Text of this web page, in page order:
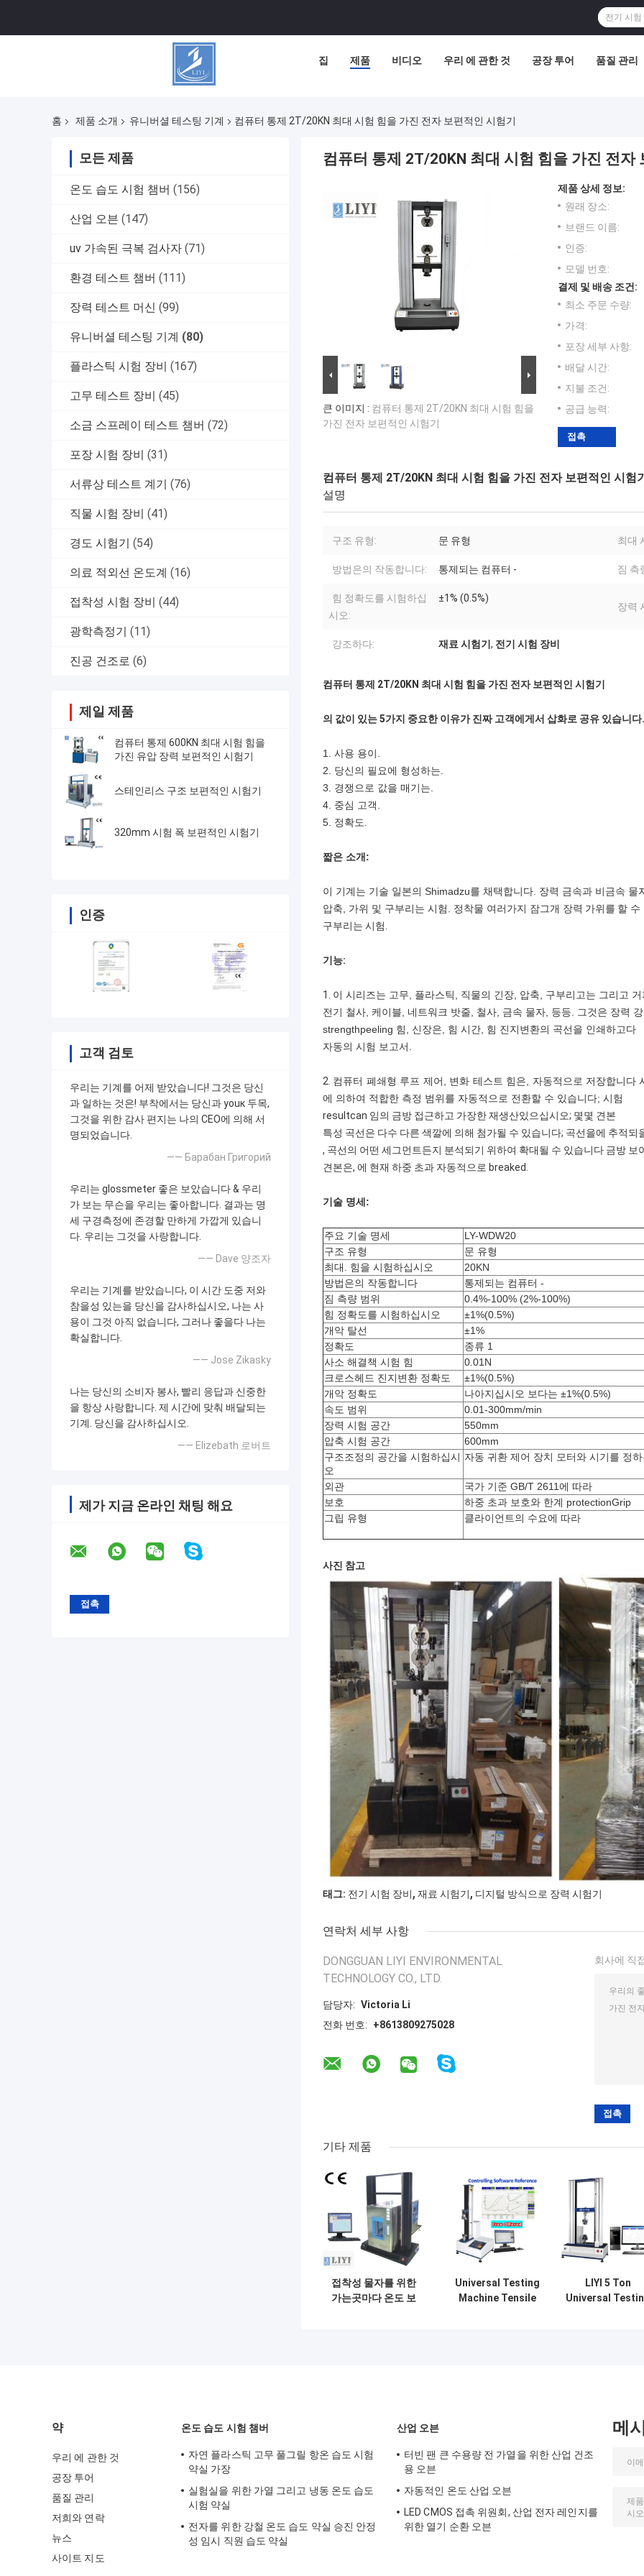
집 제품 비디오 우리 에 관한 것 공장 투어 품질 관리
홈 제품 소개 유니버셜 테스팅 기계 컴퓨터 통제 2T/20KN 최대 시험 힘을 가진 전자 보편적인 시험기
모든 제품
온도 습도 시험 챔버 (156)
산업 오븐 (147)
uv 가속된 극복 검사자 (71)
환경 테스트 챔버 (111)
장력 테스트 머신 (99)
유니버셜 테스팅 기계 (80)
플라스틱 시험 장비 (167)
고무 테스트 장비 (45)
소금 스프레이 테스트 챔버 (72)
포장 시험 장비 (31)
서류상 테스트 계기 (76)
직물 시험 장비 (41)
경도 시험기 (54)
의료 적외선 온도계 (16)
접착성 시험 장비 (44)
광학측정기 (11)
진공 건조로 (6)
제일 제품
컴퓨터 통제 600KN 최대 시험 힘을
가진 유압 장력 보편적인 시험기
스테인리스 구조 보편적인 시험기
320mm 시험 폭 보편적인 시험기
인증
고객 검토
우리는 기계를 어제 받았습니다! 그것은 당신
과 일하는 것은! 부착에서는 당신과 youк 두목,
그것을 위한 감사 편지는 나의 CEO에 의해 서
명되었습니다.
—— Барабан Григорий
우리는 glossmeter 좋은 보았습니다 & 우리
가 보는 무슨을 우리는 좋아합니다. 결과는 명
세 구경측정에 존경할 만하게 가깝게 있습니
다. 우리는 그것을 사랑합니다.
—— Dave 양조자
우리는 기계를 받았습니다, 이 시간 도중 저와
참을성 있는을 당신을 감사하십시오, 나는 사
용이 그것 아직 없습니다, 그러나 좋을다 나는
확실합니다.
—— Jose Zikasky
나는 당신의 소비자 봉사, 빨리 응답과 신중한
을 항상 사랑합니다. 제 시간에 맞춰 배달되는
기계. 당신을 감사하십시오.
—— Elizebath 로버트
제가 지금 온라인 채팅 해요
컴퓨터 통제 2T/20KN 최대 시험 힘을 가진 전자
큰 이미지 : 컴퓨터 통제 2T/20KN 최대 시험 힘을
가진 전자 보편적인 시험기
제품 상세 정보:
원래 장소:
브랜드 이름:
인증:
모델 번호:
결제 및 배송 조건:
최소 주문 수량:
가격:
포장 세부 사항:
배달 시간:
지불 조건:
공급 능력:
접촉
컴퓨터 통제 2T/20KN 최대 시험 힘을 가진 전자 보편적인 시험
설명
구조 유형: 문 유형 최대
방법은의 작동합니다: 통제되는 컴퓨터 - 짐 측
힘 정확도를 시험하십
시오:
±1% (0.5%)
장력
강조하다: 재료 시험기 , 전기 시험 장비
컴퓨터 통제 2T/20KN 최대 시험 힘을 가진 전자 보편적인 시험기
의 값이 있는 5가지 중요한 이유가 진짜 고객에게서 삽화로 공유 있습니다.
1. 사용 용이.
2. 당신의 필요에 형성하는.
3. 경쟁으로 값을 매기는.
4. 중심 고객.
5. 정확도.
짧은 소개:
이 기계는 기술 일본의 Shimadzu를 채택합니다. 장력 금속과 비금속 물
압축, 가위 및 구부리는 시험. 정착물 여러가지 잠그개 장력 가위를 할
구부리는 시험.
기능:
1. 이 시리즈는 고무, 플라스틱, 직물의 긴장, 압축, 구부리고는 그리고
전기 철사, 케이블, 네트워크 밧줄, 철사, 금속 물자, 등등. 그것은 장력
strengthpeeling 힘, 신장은, 힘 시간, 힘 진지변환의 곡선을 인쇄하고다
자동의 시험 보고서.
2. 컴퓨터 폐쇄형 루프 제어, 변화 테스트 힘은, 자동적으로 저장합니
에 의하여 적합한 측정 범위를 자동적으로 전환할 수 있습니다; 시험
resultcan 임의 금방 접근하고 가장한 재생산있으십시오; 몇몇 견본
특성 곡선은 다수 다른 색깔에 의해 첨가될 수 있습니다; 곡선을에 추적
, 곡선의 어떤 세그먼트든지 분석되기 위하여 확대될 수 있습니다 금방
견본은, 에 현재 하중 초과 자동적으로 breaked.
기술 명세:
주요 기술 명세
LY-WDW20
구조 유형
문 유형
최대. 힘을 시험하십시오
20KN
방법은의 작동합니다
통제되는 컴퓨터 -
짐 측량 범위
0.4%-100% (2%-100%)
힘 정확도를 시험하십시오
±1%(0.5%)
개악 탈선
±1%
정확도
종류 1
사소 해결책 시험 힘
0.01N
크로스헤드 진지변환 정확도
±1%(0.5%)
개악 정확도
나아지십시오 보다는 ±1%(0.5%)
속도 범위
0.01-300mm/min
장력 시험 공간
550mm
압축 시험 공간
600mm
구조조정의 공간을 시험하십시
오
자동 귀환 제어 장치 모터와 시기를 정
외관
국가 기준 GB/T 2611에 따라
보호
하중 초과 보호와 한계 protectionGrip
그립 유형
클라이언트의 수요에 따라
사진 참고
태그: 전기 시험 장비, 재료 시험기, 디지털 방식으로 장력 시험기
연락처 세부 사항
DONGGUAN LIYI ENVIRONMENTAL
TECHNOLOGY CO., LTD.
담당자: Victoria Li
전화 번호:
+8613809275028
회사에 직
기타 제품
접착성 물자를 위한
가는곳마다 온도 보
Universal Testing
Machine Tensile
LIYI 5 Ton
Universal
약
우리 에 관한 것
공장 투어
품질 관리
저희와 연락
뉴스
사이트 지도
온도 습도 시험 챔버
자연 플라스틱 고무 풀그릴 항온 습도 시험
약실 가장
실험실을 위한 가열 그리고 냉동 온도 습도
시험 약실
전자를 위한 강철 온도 습도 약실 승진 안정
성 임시 직원 습도 약실
산업 오븐
터빈 팬 큰 수용량 전 가열을 위한 산업 건조
용 오븐
자동적인 온도 산업 오븐
LED CMOS 접촉 위원회, 산업 전자 레인지를
위한 열기 순환 오븐
메